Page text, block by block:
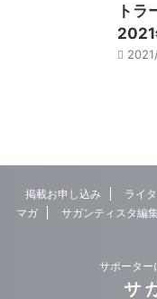
ト
掲載お申し込み ライ
マガ
サガンティスタ編
サポーター